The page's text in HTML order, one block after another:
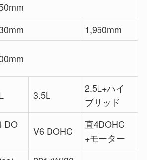
1,950mm
3.5L
2.5L+ハイ
ブリッド
DO
V6 DOHC
直4DOHC
+モーター